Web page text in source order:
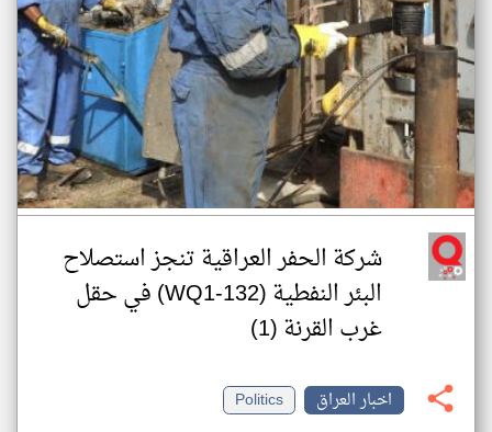
شركة الحفر العراقية تنجز استصلاح
البئر النفطية (WQ1-132) في حقل
غرب القرنة (1)
اخبار العراق
Politics